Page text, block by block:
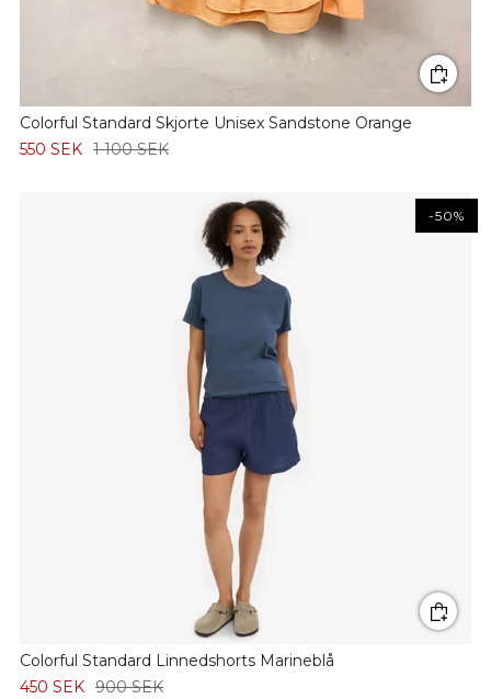
Colorful Standard Skjorte Unisex Sandstone Orange
550 SEK 1 100 SEK
-50%
Colorful Standard Linnedshorts Marineblå
450 SEK 900 SEK